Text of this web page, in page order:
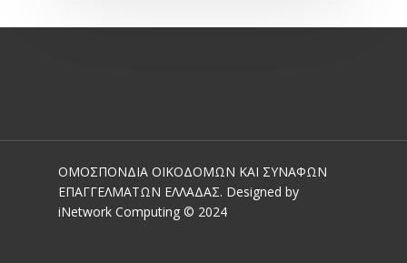
ΟΜΟΣΠΟΝΔΙΑ ΟΙΚΟΔΟΜΩΝ ΚΑΙ ΣΥΝΑΦΩΝ
ΕΠΑΓΓΕΛΜΑΤΩΝ ΕΛΛΑΔΑΣ. Designed by
iNetwork Computing © 2024